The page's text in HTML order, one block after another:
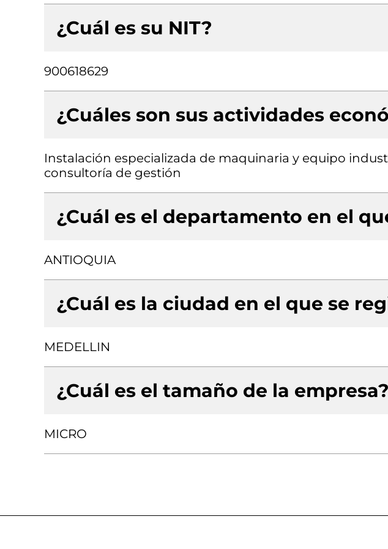
¿Cuál es su NIT?
900618629
¿Cuáles son sus actividades
Instalación especializada de maquinaria y equipo
consultoría de gestión
¿Cuál es el departamento en el
ANTIOQUIA
¿Cuál es la ciudad en el que se
MEDELLIN
¿Cuál es el tamaño de la empresa?
MICRO